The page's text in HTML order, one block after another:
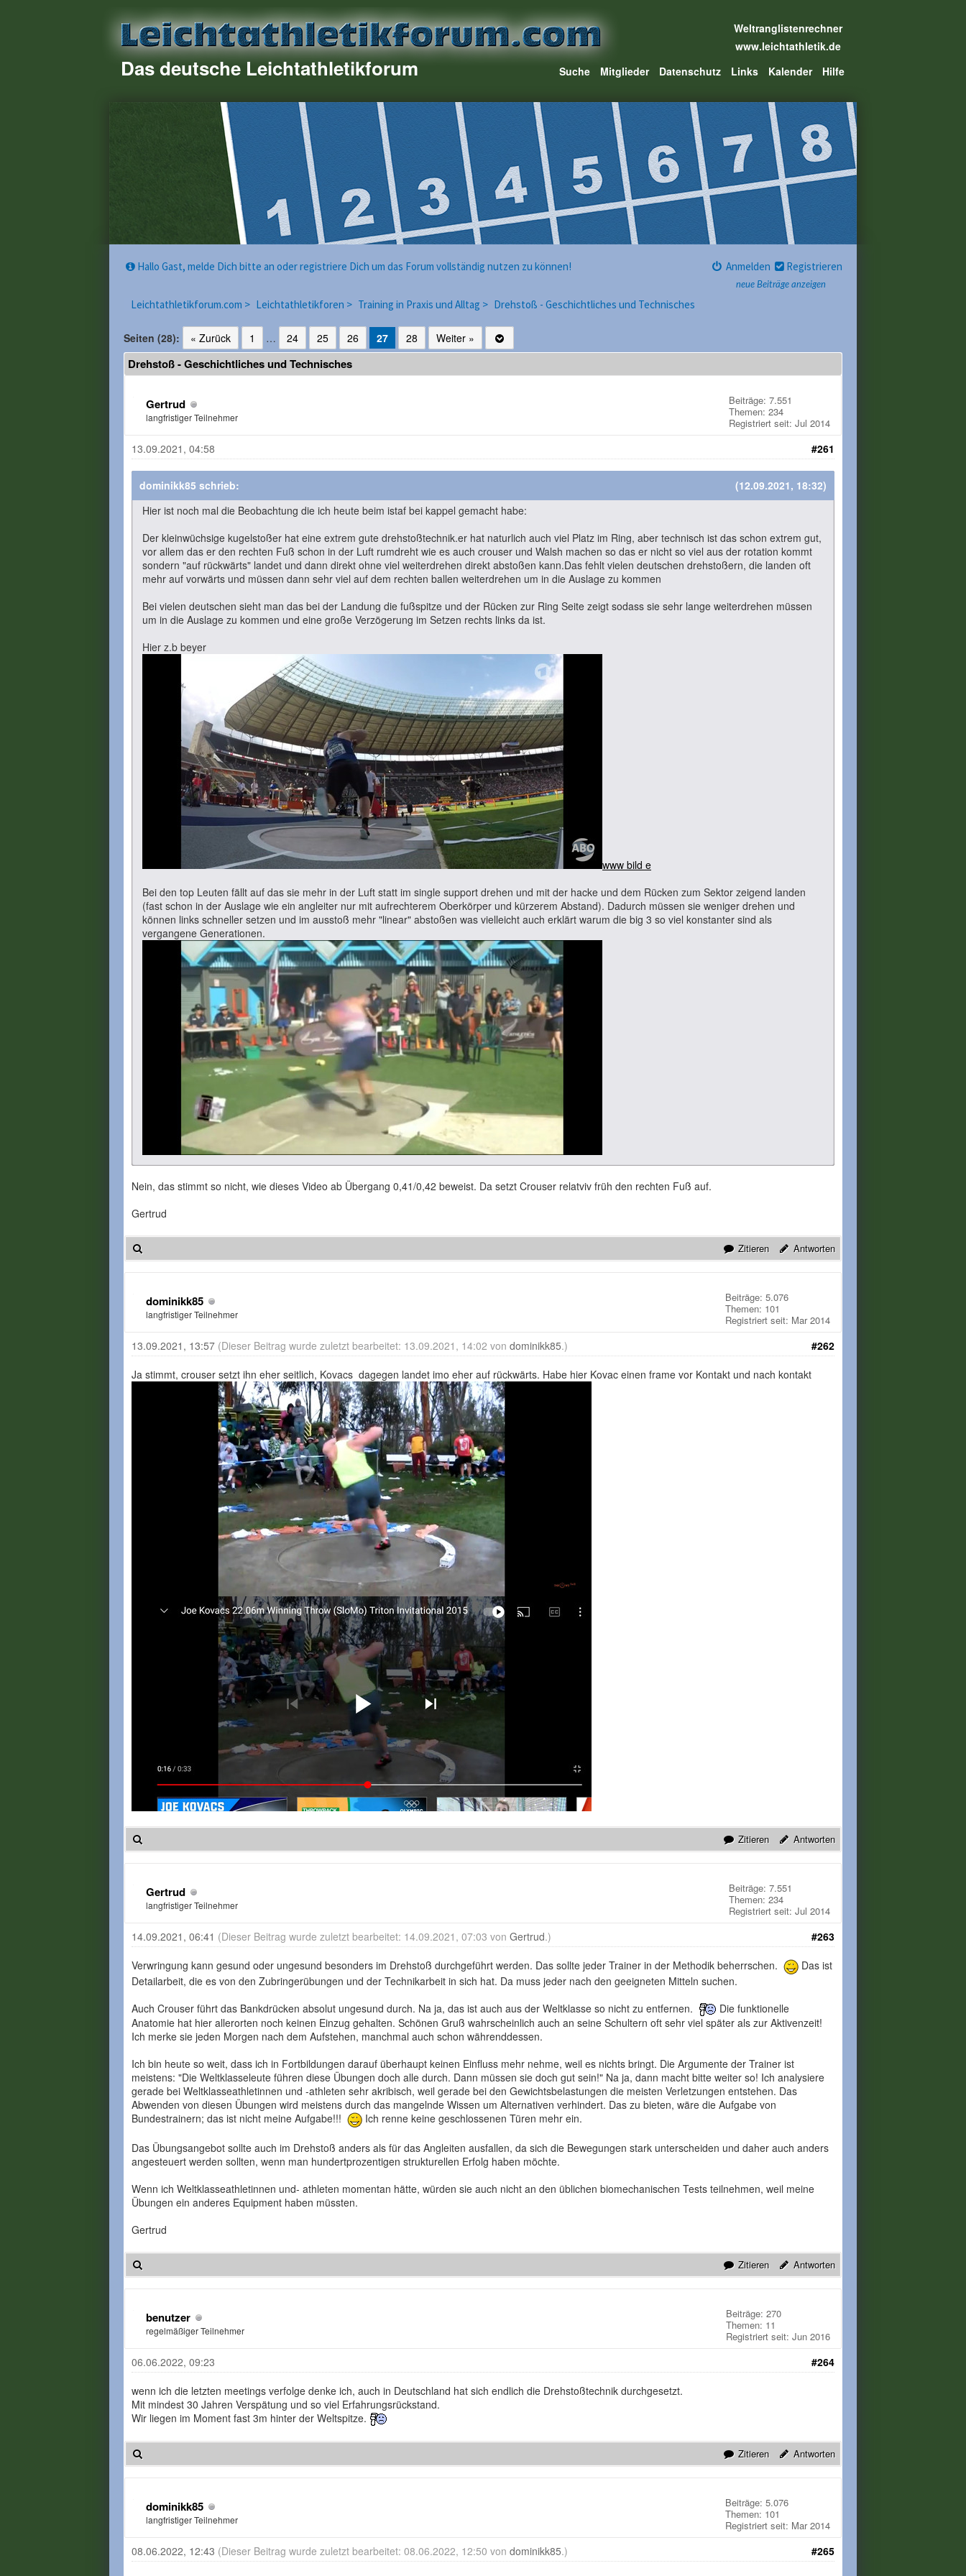
Das deutsche Leichtathletikforum
Weltranglistenrechner
www.leichtathletik.de
Suche
Mitglieder Datenschutz Links Kalender Hilfe
neue Beiträge anzeigen
Hallo Gast, melde Dich bitte an oder registriere Dich um das Forum vollständig nutzen zu können! Anmelden Registrieren
Leichtathletikforum.com > Leichtathletikforen > Training in Praxis und Alltag > Drehstoß - Geschichtliches und Technisches
Seiten (28): « Zurück 1 … 24 25 26 27 28 Weiter »
Drehstoß - Geschichtliches und Technisches
Gertrud
langfristiger Teilnehmer
Beiträge: 7.551
Themen: 234
Registriert seit: Jul 2014
#261
13.09.2021, 04:58
(12.09.2021, 18:32)
dominikk85 schrieb:
Hier ist noch mal die Beobachtung die ich heute beim istaf bei kappel gemacht habe:
Der kleinwüchsige kugelstoßer hat eine extrem gute drehstoßtechnik.er hat naturlich auch viel Platz im Ring, aber technisch ist das schon extrem gut,
vor allem das er den rechten Fuß schon in der Luft rumdreht wie es auch crouser und Walsh machen so das er nicht so viel aus der rotation kommt
sondern "auf rückwärts" landet und dann direkt ohne viel weiterdrehen direkt abstoßen kann.Das fehlt vielen deutschen drehstoßern, die landen oft
mehr auf vorwärts und müssen dann sehr viel auf dem rechten ballen weiterdrehen um in die Auslage zu kommen
Bei vielen deutschen sieht man das bei der Landung die fußspitze und der Rücken zur Ring Seite zeigt sodass sie sehr lange weiterdrehen müssen
um in die Auslage zu kommen und eine große Verzögerung im Setzen rechts links da ist.
Hier z.b beyer
www bild e
Bei den top Leuten fällt auf das sie mehr in der Luft statt im single support drehen und mit der hacke und dem Rücken zum Sektor zeigend landen
(fast schon in der Auslage wie ein angleiter nur mit aufrechterem Oberkörper und kürzerem Abstand). Dadurch müssen sie weniger drehen und
können links schneller setzen und im ausstoß mehr "linear" abstoßen was vielleicht auch erklärt warum die big 3 so viel konstanter sind als
vergangene Generationen.
Nein, das stimmt so nicht, wie dieses Video ab Übergang 0,41/0,42 beweist. Da setzt Crouser relatviv früh den rechten Fuß auf.
Gertrud
Zitieren Antworten
dominikk85
langfristiger Teilnehmer
Beiträge: 5.076
Themen: 101
Registriert seit: Mar 2014
#262
13.09.2021, 13:57 (Dieser Beitrag wurde zuletzt bearbeitet: 13.09.2021, 14:02 von dominikk85.)
Ja stimmt, crouser setzt ihn eher seitlich, Kovacs dagegen landet imo eher auf rückwärts. Habe hier Kovac einen frame vor Kontakt und nach kontakt
Zitieren Antworten
Gertrud
langfristiger Teilnehmer
Beiträge: 7.551
Themen: 234
Registriert seit: Jul 2014
#263
14.09.2021, 06:41 (Dieser Beitrag wurde zuletzt bearbeitet: 14.09.2021, 07:03 von Gertrud.)
Verwringung kann gesund oder ungesund besonders im Drehstoß durchgeführt werden. Das sollte jeder Trainer in der Methodik beherrschen.
‌Das ist
Detailarbeit, die es von den Zubringerübungen und der Technikarbeit in sich hat. Da muss jeder nach den geeigneten Mitteln suchen.
Auch Crouser führt das Bankdrücken absolut ungesund durch. Na ja, das ist auch aus der Weltklasse so nicht zu entfernen.
‌Die funktionelle
Anatomie hat hier allerorten noch keinen Einzug gehalten. Schönen Gruß wahrscheinlich auch an seine Schultern oft sehr viel später als zur Aktivenzeit!
Ich merke sie jeden Morgen nach dem Aufstehen, manchmal auch schon währenddessen.
Ich bin heute so weit, dass ich in Fortbildungen darauf überhaupt keinen Einfluss mehr nehme, weil es nichts bringt. Die Argumente der Trainer ist
meistens: "Die Weltklasseleute führen diese Übungen doch alle durch. Dann müssen sie doch gut sein!" Na ja, dann macht bitte weiter so! Ich analysiere
gerade bei Weltklasseathletinnen und -athleten sehr akribisch, weil gerade bei den Gewichtsbelastungen die meisten Verletzungen entstehen. Das
Abwenden von diesen Übungen wird meistens durch das mangelnde Wissen um Alternativen verhindert. Das zu bieten, wäre die Aufgabe von
Bundestrainern; das ist nicht meine Aufgabe!!!
‌Ich renne keine geschlossenen Türen mehr ein.
Das Übungsangebot sollte auch im Drehstoß anders als für das Angleiten ausfallen, da sich die Bewegungen stark unterscheiden und daher auch anders
angesteuert werden sollten, wenn man hundertprozentigen strukturellen Erfolg haben möchte.
Wenn ich Weltklasseathletinnen und- athleten momentan hätte, würden sie auch nicht an den üblichen biomechanischen Tests teilnehmen, weil meine
Übungen ein anderes Equipment haben müssten.
Gertrud
Zitieren Antworten
benutzer
regelmäßiger Teilnehmer
Beiträge: 270
Themen: 11
Registriert seit: Jun 2016
#264
06.06.2022, 09:23
wenn ich die letzten meetings verfolge denke ich, auch in Deutschland hat sich endlich die Drehstoßtechnik durchgesetzt.
Mit mindest 30 Jahren Verspätung und so viel Erfahrungsrückstand.
Wir liegen im Moment fast 3m hinter der Weltspitze.
Zitieren Antworten
dominikk85
langfristiger Teilnehmer
Beiträge: 5.076
Themen: 101
Registriert seit: Mar 2014
#265
08.06.2022, 12:43 (Dieser Beitrag wurde zuletzt bearbeitet: 08.06.2022, 12:50 von dominikk85.)